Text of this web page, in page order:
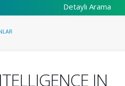
Detaylı Arama
IN